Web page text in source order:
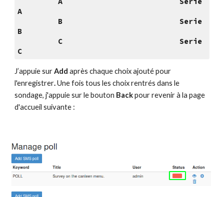
A
B
C
J’appuie sur Add après chaque choix ajouté pour
l'enregistrer. Une fois tous les choix rentrés dans le
sondage, j'appuie sur le bouton Back pour revenir à la page
d'accueil suivante :